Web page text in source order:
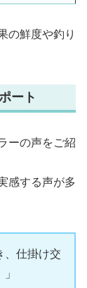
の鮮度や釣り
ート
ーの声をご紹
感する声が多
、仕掛け交